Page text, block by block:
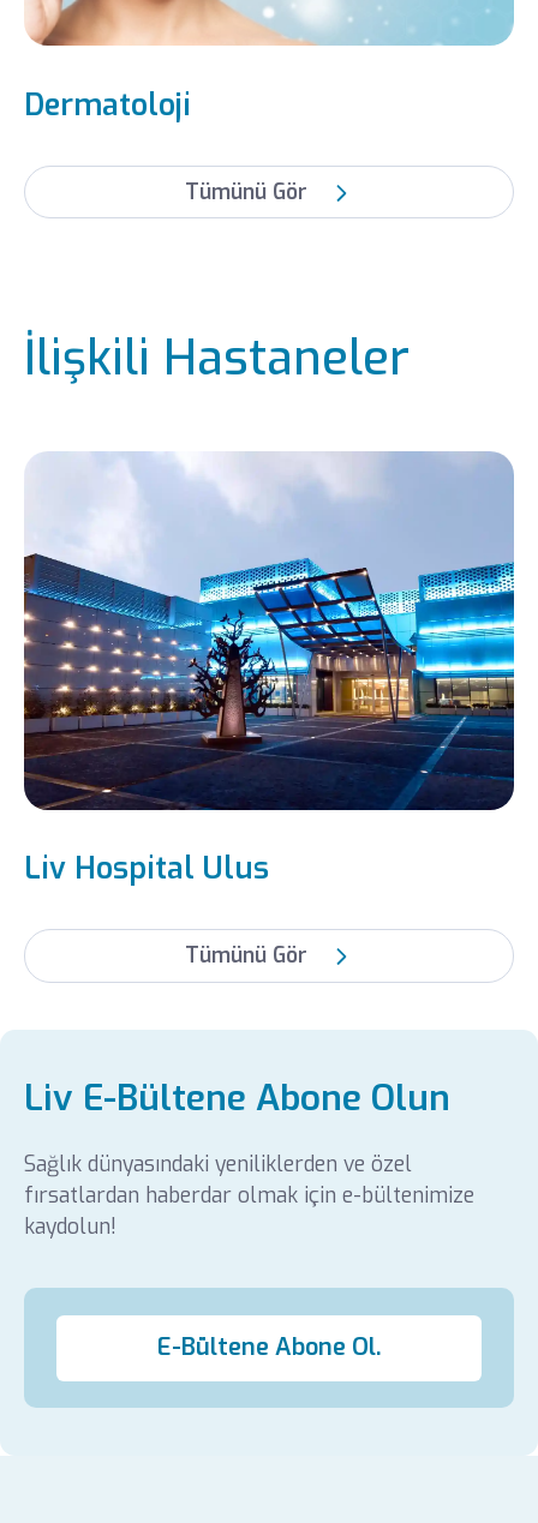
Dermatoloji
Tümünü Gör
İlişkili Hastaneler
Liv Hospital Ulus
Tümünü Gör
Liv E-Bültene Abone Olun
Sağlık dünyasındaki yeniliklerden ve özel
fırsatlardan haberdar olmak için e-bültenimize
kaydolun!
E-Bültene Abone Ol.